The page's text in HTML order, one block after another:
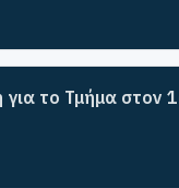
για το Τμήμα στον